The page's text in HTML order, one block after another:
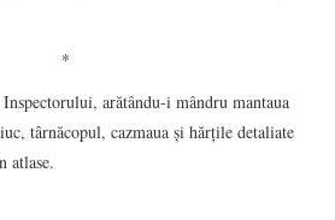
*
arătându-i mândru mantaua
târnăcopul, cazmaua şi hărţile detaliate
atlase.